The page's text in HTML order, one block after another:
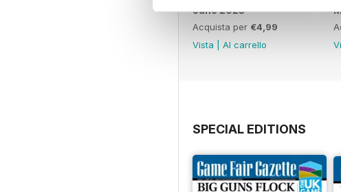
June 2023
Acquista per €4,99
Vista
Al carrello
SPECIAL EDITIONS